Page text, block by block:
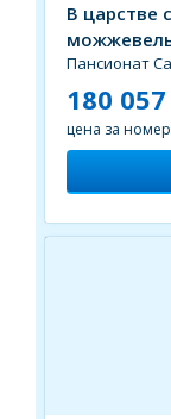
В царстве
Пансионат
180 057
цена за